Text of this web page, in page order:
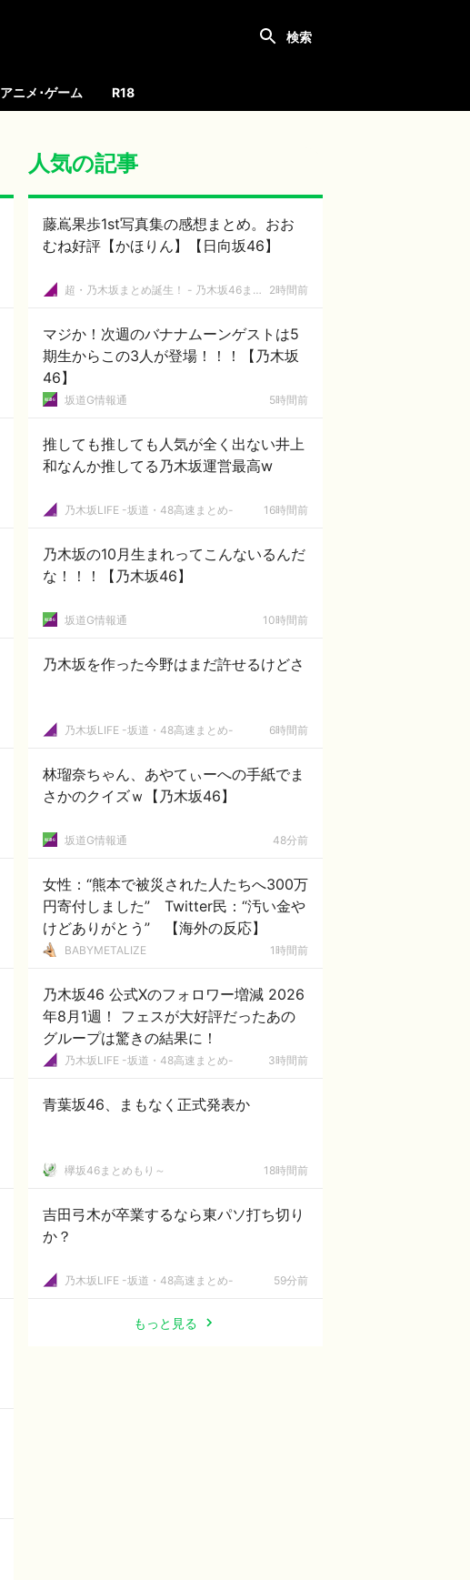
アニメ･ゲーム R18
人気の記事
藤嶌果歩1st写真集の感想まとめ。おお
むね好評【かほりん】【日向坂46】
超・乃木坂まとめ誕生！ - 乃木坂46まとめ 2時間前
マジか！次週のバナナムーンゲストは5
期生からこの3人が登場！！！【乃木坂
46】
坂道G情報通 5時間前
推しても推しても人気が全く出ない井上
和なんか推してる乃木坂運営最高w
乃木坂LIFE -坂道・48高速まとめ- 16時間前
乃木坂の10月生まれってこんないるんだ
な！！！【乃木坂46】
坂道G情報通 10時間前
乃木坂を作った今野はまだ許せるけどさ
乃木坂LIFE -坂道・48高速まとめ- 6時間前
林瑠奈ちゃん、あやてぃーへの手紙でま
さかのクイズｗ【乃木坂46】
坂道G情報通 48分前
女性：“熊本で被災された人たちへ300万
円寄付しました” Twitter民：“汚い金や
けどありがとう” 【海外の反応】
BABYMETALIZE 1時間前
乃木坂46 公式Xのフォロワー増減 2026
年8月1週！ フェスが大好評だったあの
グループは驚きの結果に！
乃木坂LIFE -坂道・48高速まとめ- 3時間前
青葉坂46、まもなく正式発表か
欅坂46まとめもり～ 18時間前
吉田弓木が卒業するなら東パソ打ち切り
か？
乃木坂LIFE -坂道・48高速まとめ- 59分前
もっと見る